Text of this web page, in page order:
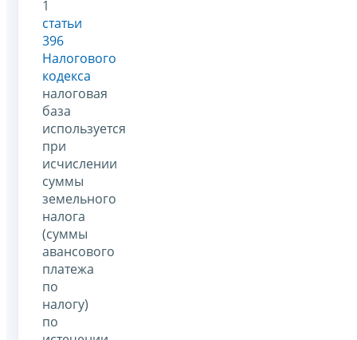
1
статьи
396
Налогового
кодекса
налоговая
база
используется
при
исчислении
суммы
земельного
налога
(суммы
авансового
платежа
по
налогу)
по